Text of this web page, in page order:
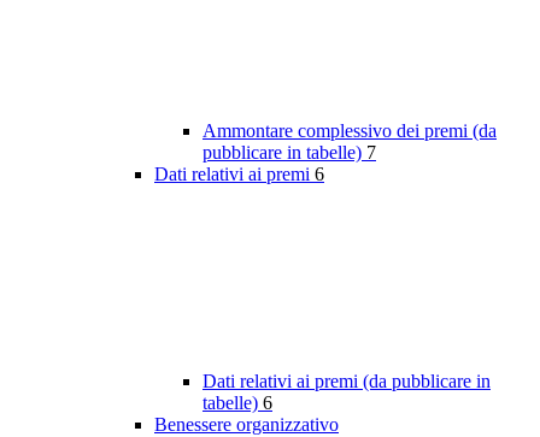
Ammontare complessivo dei premi (da
pubblicare in tabelle) 7
Dati relativi ai premi 6
Dati relativi ai premi (da pubblicare in
tabelle) 6
Benessere organizzativo